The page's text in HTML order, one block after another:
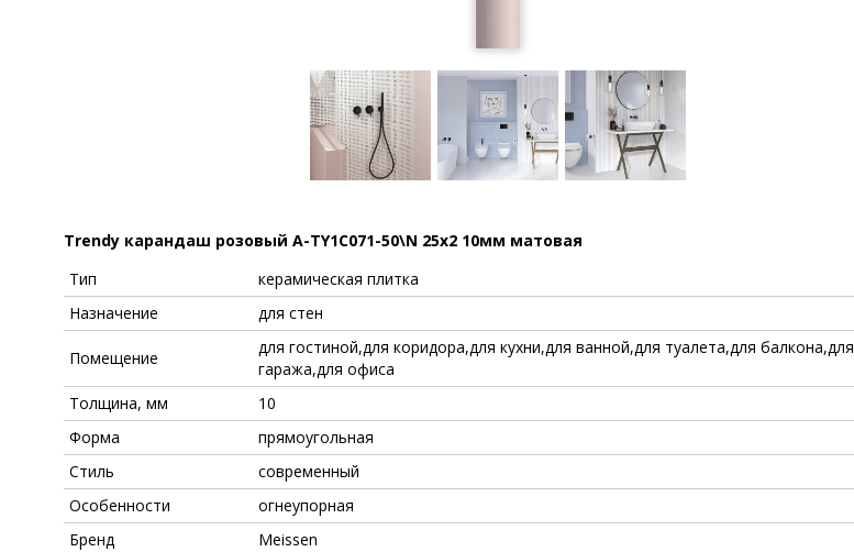
Trendy карандаш розовый A-TY1C071-50\N 25x2 10мм матовая
Тип
керамическая плитка
Назначение
для стен
Помещение
для гостиной,для коридора,для кухни,для ванной,для туалета,для балкона,для
гаража,для офиса
Толщина, мм
10
Форма
прямоугольная
Стиль
современный
Особенности
огнеупорная
Бренд
Meissen